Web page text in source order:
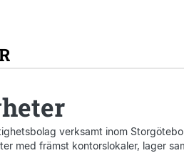
verksamt inom
med främst kontorslokaler, lager